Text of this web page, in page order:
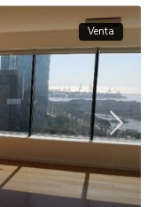
Venta